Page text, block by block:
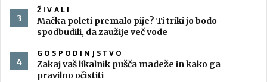
ŽIVALI
Mačka poleti premalo pije? Ti triki jo bodo
spodbudili, da zaužije več vode
GOSPODINJSTVO
Zakaj vaš likalnik pušča madeže in kako ga
pravilno očistiti